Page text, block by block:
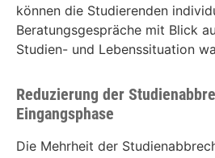
können die Studierenden
Beratungsgespräche mit Blick
Studien- und Lebenssituation
Reduzierung der
Eingangsphase
Die Mehrheit der